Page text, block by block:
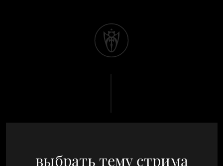
выбрать тему стрима